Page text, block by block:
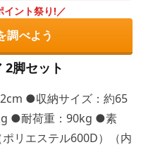
ント祭り!／
べよう
2脚セット
●収納サイズ：約65
●耐荷重：90kg ●素
リエステル600D）（内